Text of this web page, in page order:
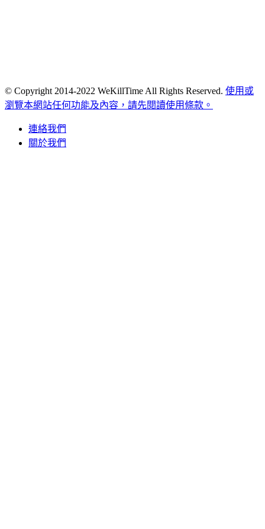
© Copyright 2014-2022 WeKillTime All Rights Reserved. 使用或
瀏覽本網站任何功能及內容，請先閱讀使用條款。
連絡我們
關於我們